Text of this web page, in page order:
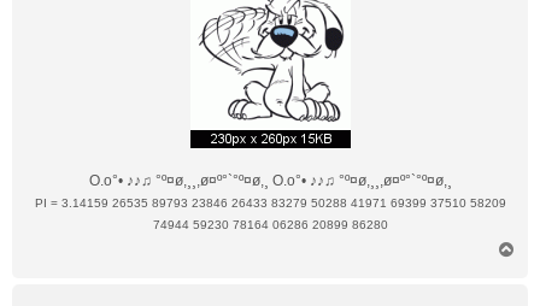
O.o°• ♪♪♫ °º¤ø,¸¸,ø¤º°`°º¤ø,¸ O.o°• ♪♪♫ °º¤ø,¸¸,ø¤º°`°º¤ø,¸
PI = 3.14159 26535 89793 23846 26433 83279 50288 41971 69399 37510 58209
74944 59230 78164 06286 20899 86280